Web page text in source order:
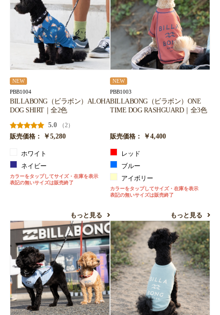
NEW
PBB1004
BILLABONG（ビラボン）ALOHA
DOG SHIRT｜全2色
5.0
（2）
販売価格：
￥5,280
ホワイト
ネイビー
カラーをタップしてサイズ・在庫を表示
表記の無いサイズは販売終了
もっと見る
NEW
PBB1003
BILLABONG（ビラボン）ONE
TIME DOG RASHGUARD｜全3色
販売価格： ￥4,400
レッド
ブルー
アイボリー
カラーをタップしてサイズ・在庫を表示
表記の無いサイズは販売終了
もっと見る